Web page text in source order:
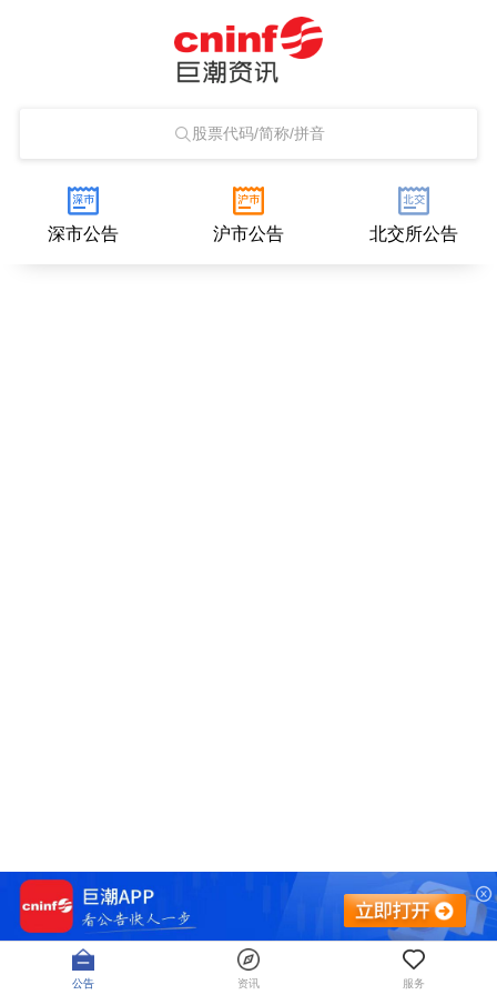
股票代码/简称/拼音
深市公告 沪市公告 北交所公告
公告 资讯 服务